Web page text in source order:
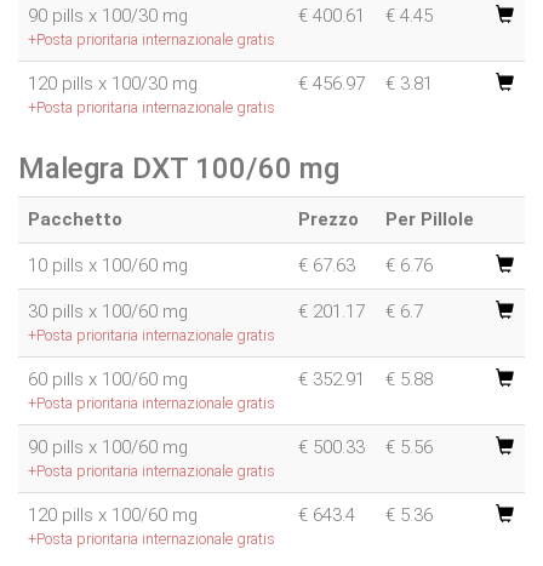
90 pills x 100/30 mg
+Posta prioritaria internazionale gratis
€ 400.61 € 4.45
120 pills x 100/30 mg
+Posta prioritaria internazionale gratis
€ 456.97 € 3.81
Malegra DXT 100/60 mg
Pacchetto Prezzo Per Pillole
10 pills x 100/60 mg € 67.63 € 6.76
30 pills x 100/60 mg
+Posta prioritaria internazionale gratis
€ 201.17 € 6.7
60 pills x 100/60 mg
+Posta prioritaria internazionale gratis
€ 352.91 € 5.88
90 pills x 100/60 mg
+Posta prioritaria internazionale gratis
€ 500.33 € 5.56
120 pills x 100/60 mg
+Posta prioritaria internazionale gratis
€ 643.4 € 5.36